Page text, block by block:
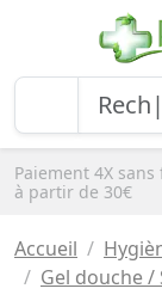
Paiement 4X sans
à partir de 30€
Accueil
Gel douche /